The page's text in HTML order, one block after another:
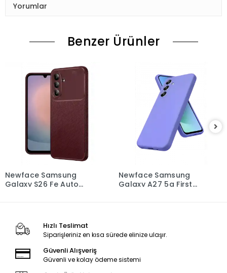
Yorumlar
Benzer Ürünler
Newface Samsung
Galaxy S26 Fe Auto
Newface Samsung
Galaxy A27 5g First
Hızlı Teslimat
Siparişleriniz en kısa sürede elinize ulaşır.
Güvenli Alışveriş
Güvenli ve kolay ödeme sistemi